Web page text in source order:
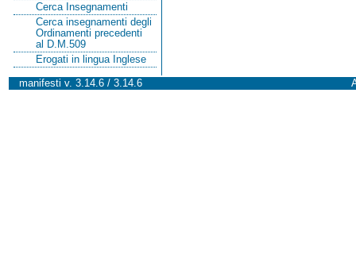
Cerca Insegnamenti
Cerca insegnamenti degli
Ordinamenti precedenti
al D.M.509
Erogati in lingua Inglese
manifesti v. 3.14.6 / 3.14.6